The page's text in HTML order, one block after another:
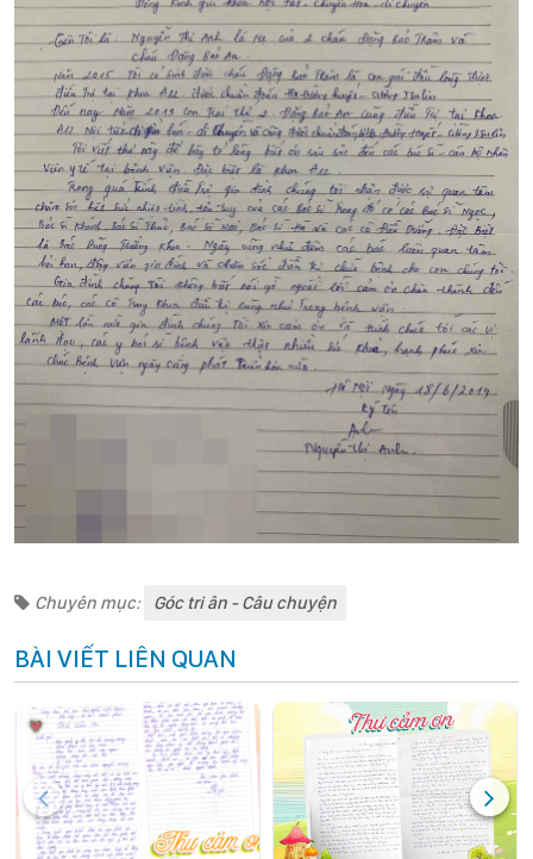
Chuyên mục: Góc tri ân - Câu chuyện
BÀI VIẾT LIÊN QUAN